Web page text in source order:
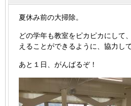
夏休み前の大掃除。
どの学年も教室をピカピカにして
えることができるように、協力し
あと１日、がんばるぞ！